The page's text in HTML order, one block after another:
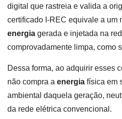
digital que rastreia e valida a
certificado I-REC equivale a um
energia gerada e injetada na
comprovadamente limpa, como
Dessa forma, ao adquirir esses
não compra a energia física em
ambiental daquela geração,
da rede elétrica convencional.